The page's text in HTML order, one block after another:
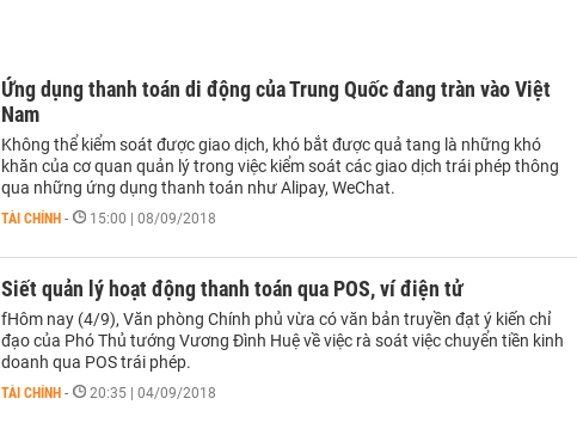
Ứng dụng thanh toán di động của Trung Quốc đang tràn vào Việt
Nam
Không thể kiểm soát được giao dịch, khó bắt được quả tang là những khó
khăn của cơ quan quản lý trong việc kiểm soát các giao dịch trái phép thông
qua những ứng dụng thanh toán như Alipay, WeChat.
TÀI CHÍNH - 15:00 | 08/09/2018
Siết quản lý hoạt động thanh toán qua POS, ví điện tử
fHôm nay (4/9), Văn phòng Chính phủ vừa có văn bản truyền đạt ý kiến chỉ
đạo của Phó Thủ tướng Vương Đình Huệ về việc rà soát việc chuyển tiền kinh
doanh qua POS trái phép.
TÀI CHÍNH - 20:35 | 04/09/2018